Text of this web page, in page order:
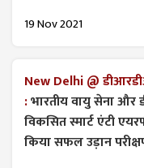
19 Nov 2021
New Delhi @
:भारतीय वायु सेना
विकसित स्मार्ट एंटी
किया सफल उड़ान